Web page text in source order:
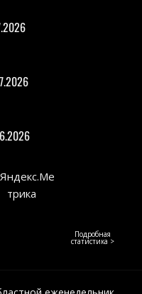
Подробная
статистика >